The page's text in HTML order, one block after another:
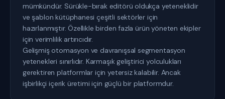
mümkündür. Sürükle-bırak editörü oldukça yeteneklidir
ve şablon kütüphanesi çeşitli sektörler için
hazırlanmıştır. Özellikle birden fazla ürün yöneten ekipler
için verimlilik artırıcıdır.
Gelişmiş otomasyon ve davranışsal segmentasyon
yetenekleri sınırlıdır. Karmaşık geliştirici yolculukları
gerektiren platformlar için yetersiz kalabilir. Ancak
işbirlikçi içerik üretimi için güçlü bir platformdur.